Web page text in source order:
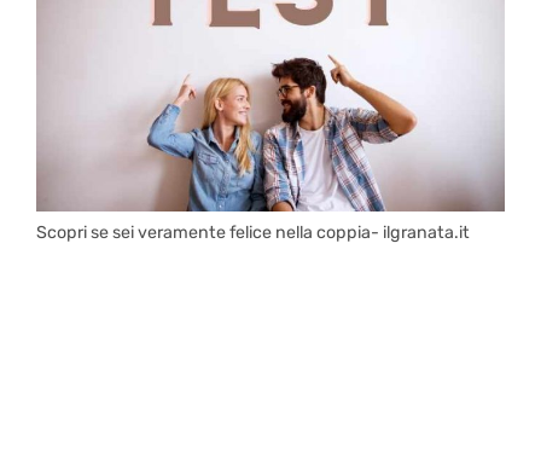
Scopri se sei veramente felice nella coppia- ilgranata.it